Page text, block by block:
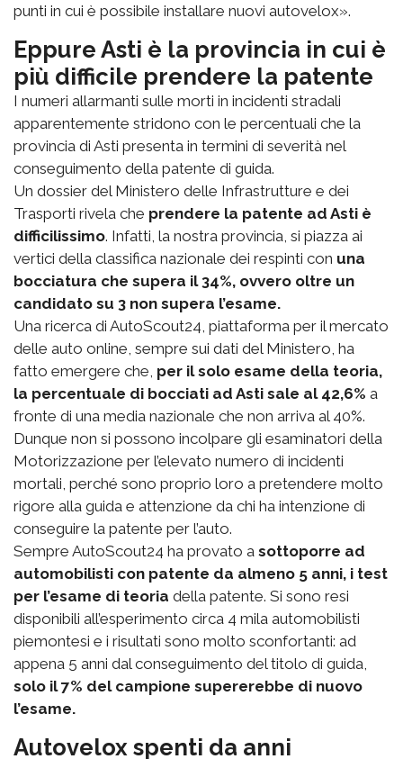
punti in cui è possibile installare nuovi autovelox».
Eppure Asti è la provincia in cui è
più difficile prendere la patente
I numeri allarmanti sulle morti in incidenti stradali
apparentemente stridono con le percentuali che la
provincia di Asti presenta in termini di severità nel
conseguimento della patente di guida.
Un dossier del Ministero delle Infrastrutture e dei
Trasporti rivela che prendere la patente ad Asti è
difficilissimo. Infatti, la nostra provincia, si piazza ai
vertici della classifica nazionale dei respinti con una
bocciatura che supera il 34%, ovvero oltre un
candidato su 3 non supera l’esame.
Una ricerca di AutoScout24, piattaforma per il mercato
delle auto online, sempre sui dati del Ministero, ha
fatto emergere che, per il solo esame della teoria,
la percentuale di bocciati ad Asti sale al 42,6% a
fronte di una media nazionale che non arriva al 40%.
Dunque non si possono incolpare gli esaminatori della
Motorizzazione per l’elevato numero di incidenti
mortali, perché sono proprio loro a pretendere molto
rigore alla guida e attenzione da chi ha intenzione di
conseguire la patente per l’auto.
Sempre AutoScout24 ha provato a sottoporre ad
automobilisti con patente da almeno 5 anni, i test
per l’esame di teoria della patente. Si sono resi
disponibili all’esperimento circa 4 mila automobilisti
piemontesi e i risultati sono molto sconfortanti: ad
appena 5 anni dal conseguimento del titolo di guida,
solo il 7% del campione supererebbe di nuovo
l’esame.
Autovelox spenti da anni